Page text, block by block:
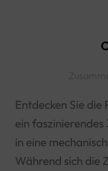
Entdecken Sie
ein faszinierendes
in eine
Während sich die